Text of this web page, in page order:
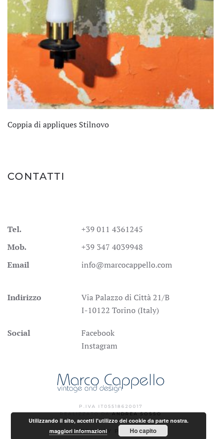
Coppia di appliques Stilnovo
CONTATTI
Tel.
+39 011 4361245
Mob.
+39 347 4039948
Email
info@marcocappello.com
Indirizzo
Via Palazzo di Città 21/B
I-10122 Torino (Italy)
Social
Facebook
Instagram
P.IVA IT05518620017
REALIZZATO DAANDREA SOSSO
PRIVACY POLICY
Utilizzando il sito, accetti l'utilizzo dei cookie da parte nostra.
maggiori informazioni
Ho capito